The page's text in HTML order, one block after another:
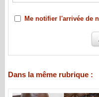
Me notifier l'arrivée de
Dans la même rubrique :